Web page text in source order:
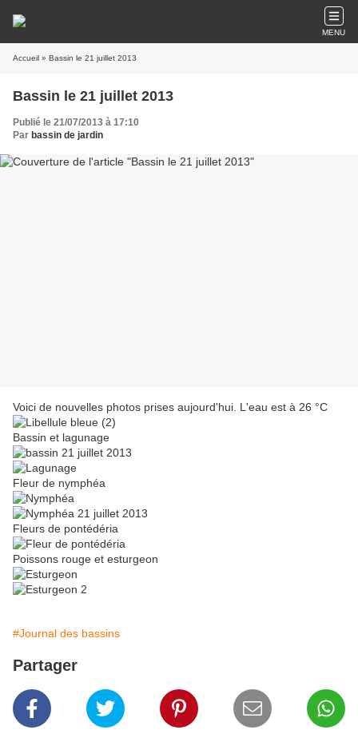
MENU
Accueil » Bassin le 21 juillet 2013
Bassin le 21 juillet 2013
Publié le 21/07/2013 à 17:10
Par bassin de jardin
Voici de nouvelles photos prises aujourd'hui. L'eau est à 26 °C
Bassin et lagunage
Fleur de nymphéa
Fleurs de pontédéria
Poissons rouge et esturgeon
#Journal des bassins
Partager